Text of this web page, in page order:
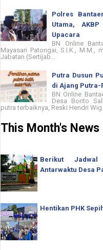
Polres
Utama,
Upacara
BN Online
Mayasari Patongai, S.I.K., M.M.,
Jabatan (Sertijab...
Putra Dusun
di Ajang Putra-
BN Online
Desa Bonto
putra terbaiknya, Reski Hendri Wig...
This Month's News
Berikut Jadwal
Antarwaktu Desa
Hentikan PHK